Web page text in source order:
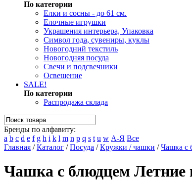
По категории
Елки и сосны - до 61 см.
Елочные игрушки
Украшения интерьера, Упаковка
Символ года, сувениры, куклы
Новогодний текстиль
Новогодняя посуда
Свечи и подсвечники
Освещение
SALE!
По категории
Распродажа склада
Бренды по алфавиту:
a b c d e f g h i k l m n p q s t u w А-Я Все
Главная /Каталог /Посуда /Кружки / чашки /Чашка с
Чашка с блюдцем Летние